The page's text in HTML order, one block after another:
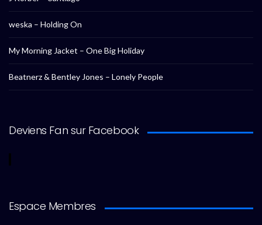
weska – Holding On
My Morning Jacket – One Big Holiday
Beatnerz & Bentley Jones – Lonely People
Deviens Fan sur Facebook
Espace Membres